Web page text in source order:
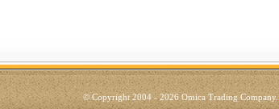
© Copyright 2004 - 2026 Omica Trading Company.